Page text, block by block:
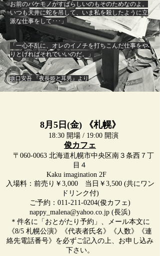
お前のバケモノがすばらしいのもそのためなのよ。
いつも天井に蛇を吊して、いま私を殺したように立
派な仕事をして･･･」
「一心不乱に、オレのイノチを打ちこんだ仕事をや
りとげればそれでいいのだ。」
坂口安吾 『夜長姫と耳男』より
8月5日(金) 《札幌》
18:30 開場 / 19:00 開演
俊カフェ
〒060-0063 北海道札幌市中央区南３条西７丁
目４
Kaku imagination 2F
入場料：前売り￥3,000 当日￥3,500 (共にワン
ドリンク付)
ご予約：011-211-0204(俊カフェ)
nappy_malena@yahoo.co.jp (長浜)
＊件名に「おとがたり予約」、メール本文に
《8/5 札幌公演》《代表者氏名》《人数》《連
絡先電話番号》を必ずご記入の上、お申し込み
下さい。